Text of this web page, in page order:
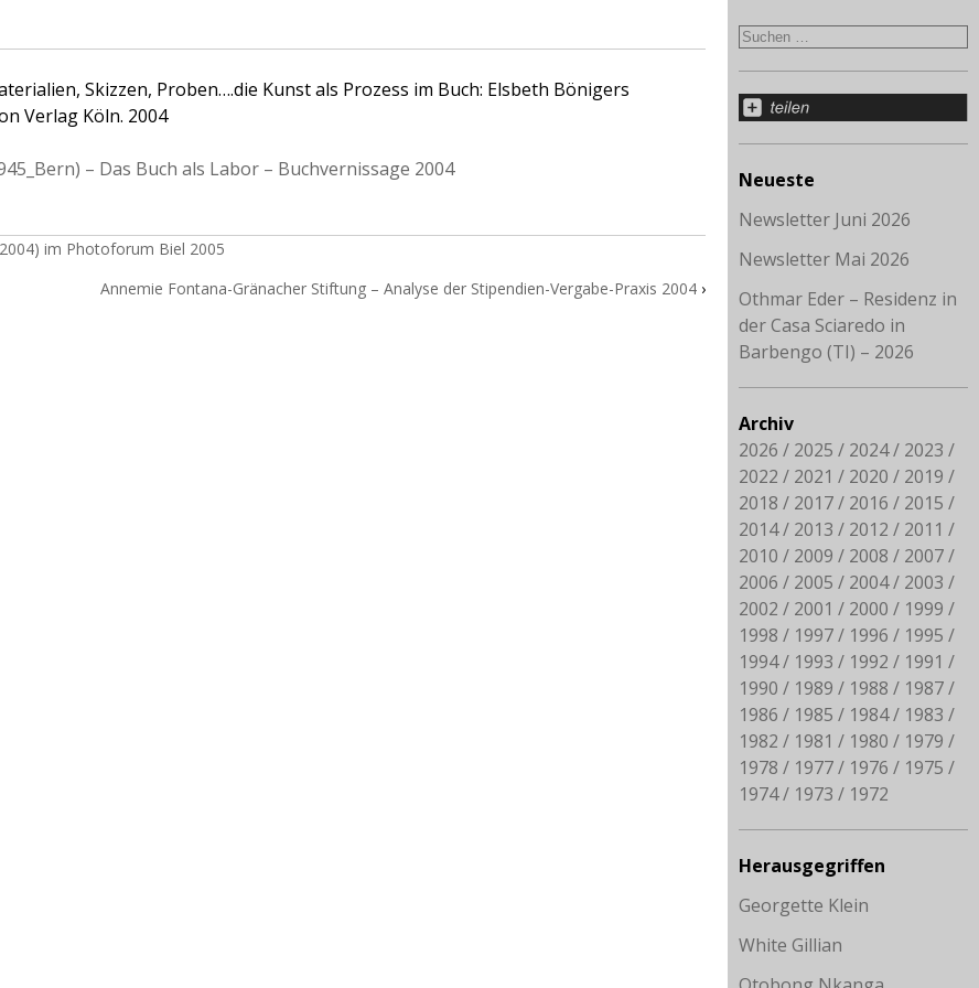
Skizzen, Proben….die Kunst als Prozess im Buch: Elsbeth Bönigers
Verlag Köln. 2004
– Das Buch als Labor – Buchvernissage 2004
im Photoforum Biel 2005
Annemie Fontana-Gränacher Stiftung – Analyse der Stipendien-Vergabe-Praxis 2004›
Neueste
Newsletter Juni 2026
Newsletter Mai 2026
Othmar Eder – Residenz in
der Casa Sciaredo in
Barbengo (TI) – 2026
Archiv
2026
2025 2024
2023
2022
2021 2020
2019
2018
2017 2016
2015
2014
2013 2012
2011
2010
2009 2008
2007
2006
2005 2004
2003
2002
2001 2000
1999
1998
1997 1996
1995
1994
1993 1992
1991
1990
1989 1988
1987
1986
1985 1984
1983
1982
1981 1980
1979
1978
1977 1976
1975
1974
1973 1972
Herausgegriffen
Georgette Klein
White Gillian